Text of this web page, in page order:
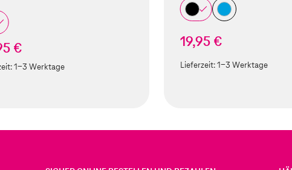
€
1-3 Werktage
19,95 €
Lieferzeit:1-3 Werktage